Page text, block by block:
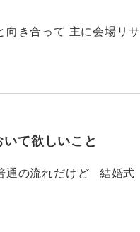
き合って 主に会場リサ
て欲しいこと
通の流れだけど 結婚式